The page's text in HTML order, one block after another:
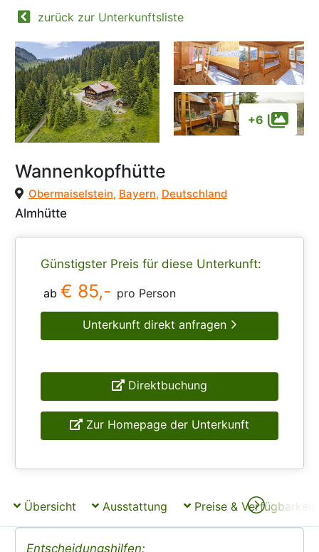
zurück zur Unterkunftsliste
+6
Wannenkopfhütte
Obermaiselstein, Bayern, Deutschland
Almhütte
Günstigster Preis für diese Unterkunft:
ab € 85,- pro Person
Unterkunft direkt anfragen
Direktbuchung
Zur Homepage der Unterkunft
Übersicht Ausstattung Preise & Verfügbarkeit
Entscheidungshilfen: